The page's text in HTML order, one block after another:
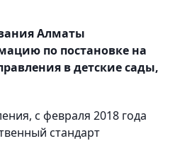
Алматы
по постановке на
в детские сады,
с февраля 2018 года
стандарт